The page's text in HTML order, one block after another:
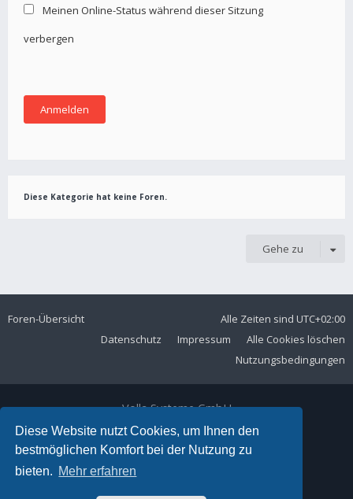
Diese Website nutzt Cookies, um Ihnen den
bestmöglichen Komfort bei der Nutzung zu
bieten. Mehr erfahren
Meinen Online-Status während dieser Sitzung
verbergen
Diese Kategorie hat keine Foren.
Gehe zu
Foren-Übersicht Alle Zeiten sind UTC+02:00
Alle Cookies löschen
Impressum
Datenschutz
Nutzungsbedingungen
Volla Systeme GmbH
Kölner Straße 102
42897 Remscheid
Telefon:+49 2191 59897 61
E-Mail: